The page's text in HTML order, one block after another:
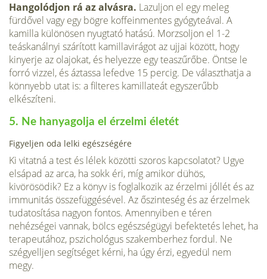
Hangolódjon rá az alvásra. Lazuljon el egy meleg
fürdővel vagy egy bögre koffeinmentes gyógyteával. A
kamilla különösen nyugtató hatású. Morzsoljon el 1-2
teáskanálnyi szárított kamillavirágot az ujjai között, hogy
kinyerje az olajokat, és helyezze egy teaszűrőbe. Öntse le
forró vizzel, és áztassa lefedve 15 percig. De választhatja a
könnyebb utat is: a filteres kamillateát egyszerűbb
elkészíteni.
5. Ne hanyagolja el érzelmi életét
Figyeljen oda lelki egészségére
Ki vitatná a test és lélek közötti szoros kapcsolatot? Ugye
elsápad az arca, ha sokk éri, míg amikor dühös,
kivörösödik? Ez a könyv is foglalkozik az érzelmi jóllét és az
immunitás összefüggésével. Az őszinteség és az érzelmek
tudatosítása na­gyon fontos. Amennyiben e téren
nehézségei vannak, bölcs egészségügyi befek­tetés lehet, ha
terapeutához, pszichológus szakemberhez fordul. Ne
szégyelljen segítséget kérni, ha úgy érzi, egyedül nem
megy.